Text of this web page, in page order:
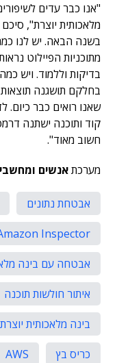
"אנו כבר עדים
מלאכותית יוצרת",
בשנה הבאה. יש לנו
מתוכניות הפיילוט
בדיקות וללמוד. ויש
בחלקם תושגנה
שאנו רואים כבר כיום.
קוד ותוכנה ישתנה
חשוב מאוד".
מערכתאנשים
אבטחת נתונים
Inspector
אבטחה עם בינה
איתור חולשות תוכנה
בינה מלאכותית יוצרת
כריס בץ
AWS